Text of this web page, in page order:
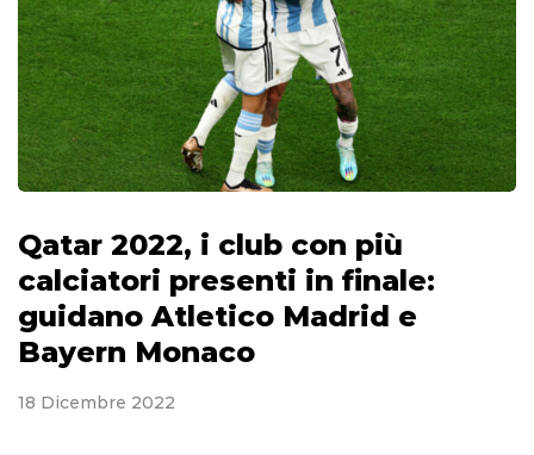
Qatar 2022, i club con più
calciatori presenti in finale:
guidano Atletico Madrid e
Bayern Monaco
18 Dicembre 2022